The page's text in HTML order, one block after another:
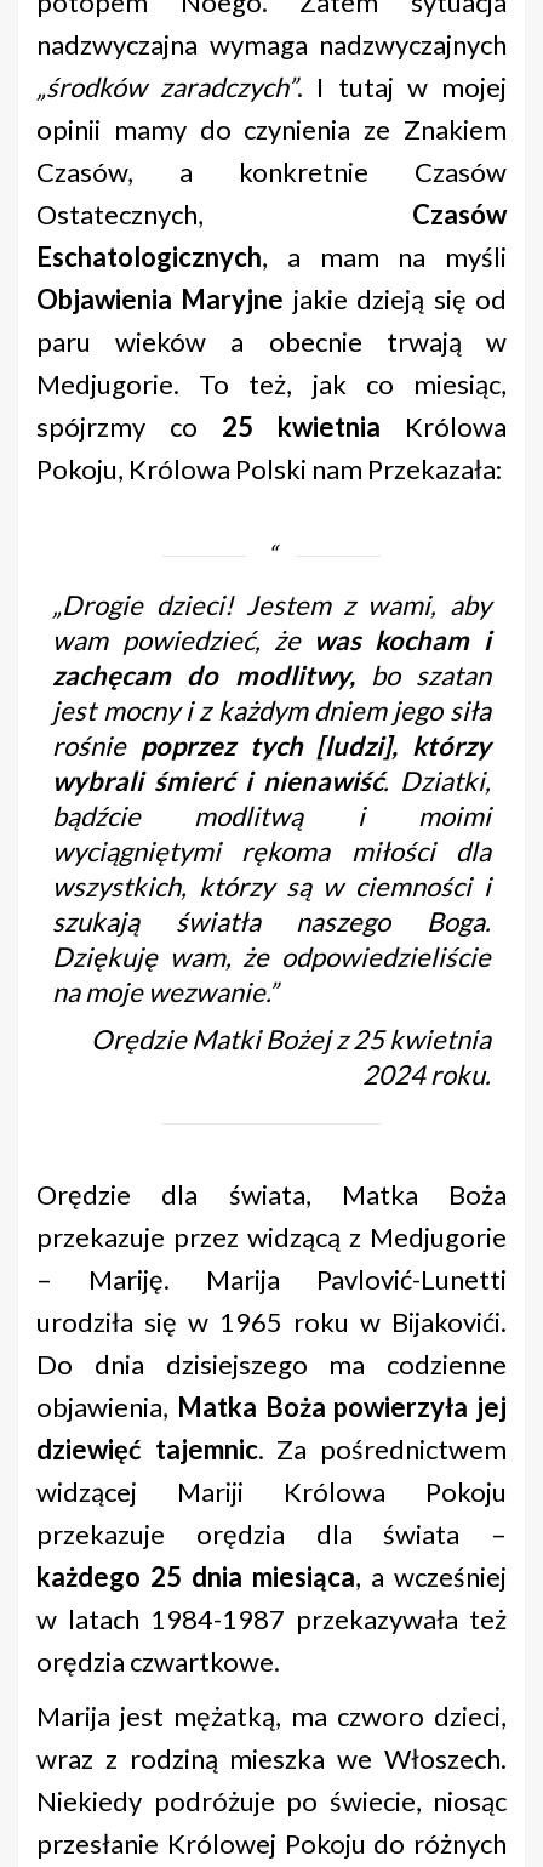
nadzwyczajna wymaga nadzwyczajnych
„środków zaradczych”. I tutaj w mojej
opinii mamy do czynienia ze Znakiem
Czasów, a konkretnie Czasów
Ostatecznych, Czasów
Eschatologicznych, a mam na myśli
Objawienia Maryjne jakie dzieją się od
paru wieków a obecnie trwają w
Medjugorie. To też, jak co miesiąc,
spójrzmy co 25 kwietnia Królowa
Pokoju, Królowa Polski nam Przekazała:
„Drogie dzieci! Jestem z wami, aby
wam powiedzieć, że was kocham i
zachęcam do modlitwy, bo szatan
jest mocny i z każdym dniem jego siła
rośnie poprzez tych [ludzi], którzy
wybrali śmierć i nienawiść. Dziatki,
bądźcie modlitwą i moimi
wyciągniętymi rękoma miłości dla
wszystkich, którzy są w ciemności i
szukają światła naszego Boga.
Dziękuję wam, że odpowiedzieliście
na moje wezwanie.”
Orędzie Matki Bożej z 25 kwietnia
2024 roku.
Orędzie dla świata, Matka Boża
przekazuje przez widzącą z Medjugorie
– Mariję. Marija Pavlović-Lunetti
urodziła się w 1965 roku w Bijakovići.
Do dnia dzisiejszego ma codzienne
objawienia, Matka Boża powierzyła jej
dziewięć tajemnic. Za pośrednictwem
widzącej Mariji Królowa Pokoju
przekazuje orędzia dla świata –
każdego 25 dnia miesiąca, a wcześniej
w latach 1984-1987 przekazywała też
orędzia czwartkowe.
Marija jest mężatką, ma czworo dzieci,
wraz z rodziną mieszka we Włoszech.
Niekiedy podróżuje po świecie, niosąc
przesłanie Królowej Pokoju do różnych